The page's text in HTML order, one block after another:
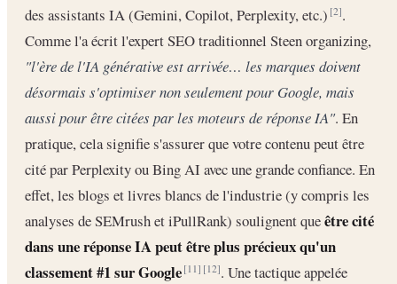
des assistants IA (Gemini, Copilot, Perplexity, etc.)[2].
Comme l'a écrit l'expert SEO traditionnel Steen organizing,
"l'ère de l'IA générative est arrivée… les marques doivent
désormais s'optimiser non seulement pour Google, mais
aussi pour être citées par les moteurs de réponse IA". En
pratique, cela signifie s'assurer que votre contenu peut être
cité par Perplexity ou Bing AI avec une grande confiance. En
effet, les blogs et livres blancs de l'industrie (y compris les
analyses de SEMrush et iPullRank) soulignent queêtre cité
dans une réponse IA peut être plus précieux qu'un
classement #1 sur Google [11] [12]. Une tactique appelée